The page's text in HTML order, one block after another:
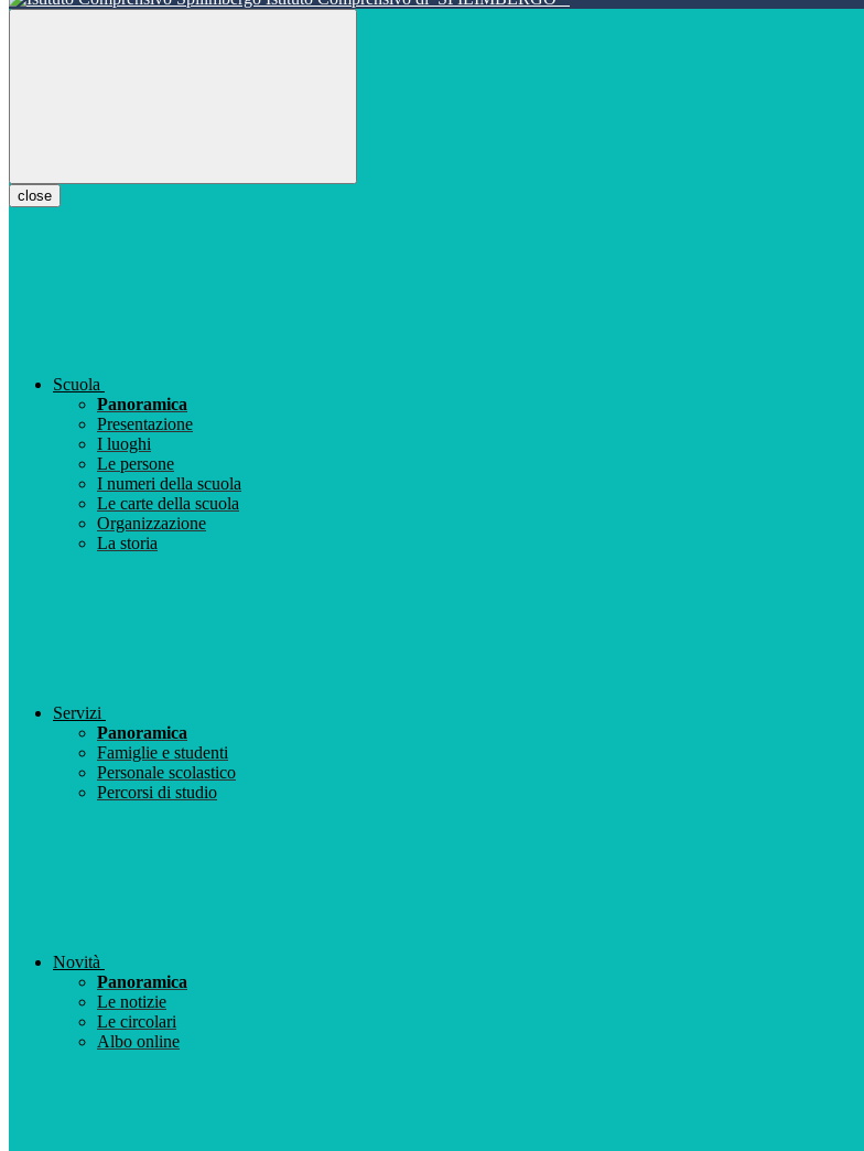
close
Scuola
Panoramica
Presentazione
I luoghi
Le persone
I numeri della scuola
Le carte della scuola
Organizzazione
La storia
Servizi
Panoramica
Famiglie e studenti
Personale scolastico
Percorsi di studio
Novità
Panoramica
Le notizie
Le circolari
Albo online